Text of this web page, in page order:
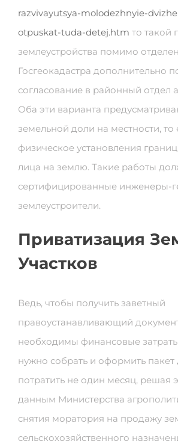
razvivayutsya-molodezhnyie-
otpuskat-tuda-detej.htm то такой
землеустройства помимо
Госгеокадастра дополнительно
согласование в районный отдел
Оба эти варианта
земельной доли на местности, то
физическое установления
лица на землю. Такие работы
сертифицированные инженеры-
землеустроители.
Приватизация
Участков
Ведь, чтобы получить заветный
правоустанавливающий
необходимы финансовые
нужно собрать и оформить пакет
потратить не один месяц, решая
данным Министерства
снятия моратория на продажу
сельскохозяйственного